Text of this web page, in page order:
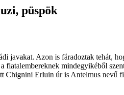
püspök
javakat. Azon is fáradoztak tehát,
fiatalembereknek mindegyikéből
Chignini Erluin úr is Antelmus nevű